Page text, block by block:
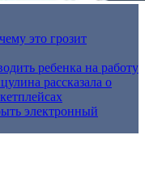
это грозит
ребенка на работу
рассказала о
электронный